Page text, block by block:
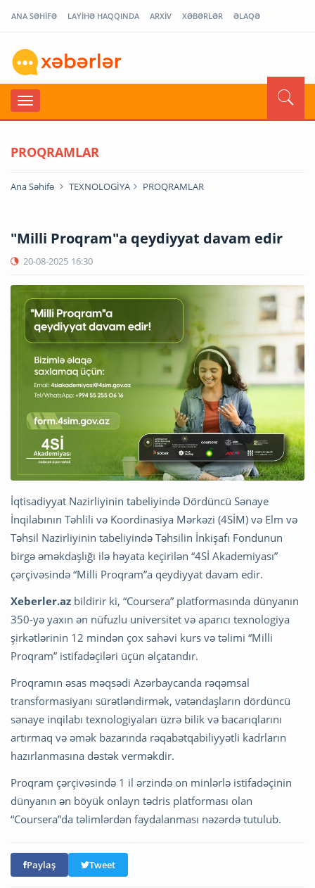
ANA SƏHİFƏ LAYİHƏ HAQQINDA ARXİV XƏBƏRLƏR ƏLAQƏ
PROQRAMLAR
Ana Səhifə TEXNOLOGİYA PROQRAMLAR
"Milli Proqram"a qeydiyyat davam edir
20-08-2025 16:30
İqtisadiyyat Nazirliyinin tabeliyində Dördüncü Sənaye
İnqilabının Təhlili və Koordinasiya Mərkəzi (4SİM) və Elm və
Təhsil Nazirliyinin tabeliyində Təhsilin İnkişafı Fondunun
birgə əməkdaşlığı ilə həyata keçirilən “4Sİ Akademiyası”
çərçivəsində “Milli Proqram”a qeydiyyat davam edir.
Xeberler.az bildirir ki, “Coursera” platformasında dünyanın
350-yə yaxın ən nüfuzlu universitet və aparıcı texnologiya
şirkətlərinin 12 mindən çox sahəvi kurs və təlimi “Milli
Proqram” istifadəçiləri üçün əlçatandır.
Proqramın əsas məqsədi Azərbaycanda rəqəmsal
transformasiyanı sürətləndirmək, vətəndaşların dördüncü
sənaye inqilabı texnologiyaları üzrə bilik və bacarıqlarını
artırmaq və əmək bazarında rəqabətqabiliyyətli kadrların
hazırlanmasına dəstək verməkdir.
Proqram çərçivəsində 1 il ərzində on minlərlə istifadəçinin
dünyanın ən böyük onlayn tədris platforması olan
“Coursera”da təlimlərdən faydalanması nəzərdə tutulub.
Paylaş Tweet